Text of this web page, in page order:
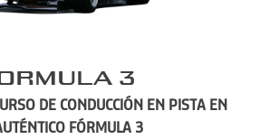
3
DE CONDUCCIÓN EN PISTA EN
FÓRMULA 3